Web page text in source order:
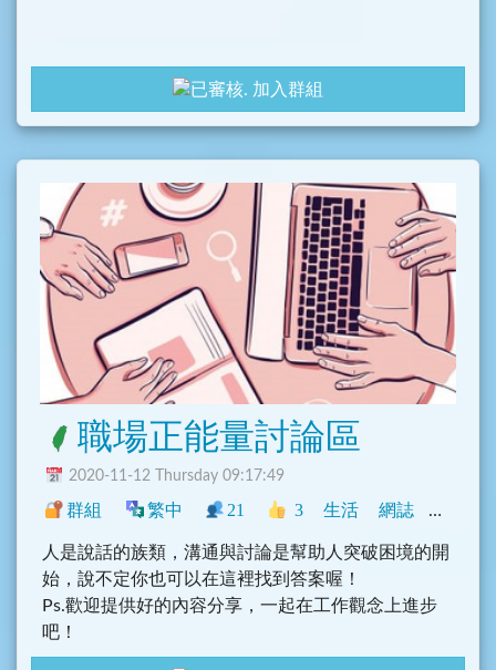
加入群組
職場正能量討論區
2020-11-12 Thursday 09:17:49
群組 繁中 21 3 生活 網誌 臺灣
人是說話的族類，溝通與討論是幫助人突破困境的開
始，說不定你也可以在這裡找到答案喔！
Ps.歡迎提供好的內容分享，一起在工作觀念上進步
吧！